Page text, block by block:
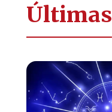
Últimas